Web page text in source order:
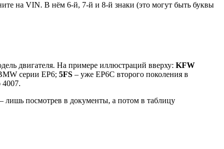
на VIN. В нём 6-й, 7-й и 8-й знаки (это могут быть буквы
двигателя. На примере иллюстраций вверху: KFW
серии EP6; 5FS – уже EP6С второго поколения в
4007.
лишь посмотрев в документы, а потом в таблицу